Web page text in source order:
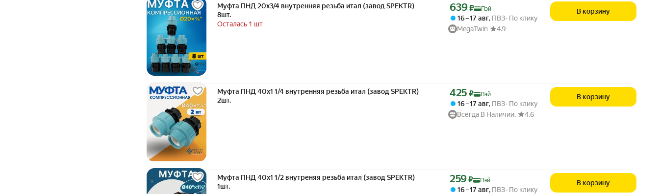
Муфта ПНД 20х3/4 внутренняя резьба итал (завод SPEKTR)
8шт.
Осталась 1 шт
Цена с картой Яндекс Пэй 639 ₽ вместо
639₽ Пэй
16 – 17 авг, ПВЗ По клику
MegaTwin
4.9
В корзину
Муфта ПНД 40х1 1/4 внутренняя резьба итал (завод SPEKTR)
2шт.
Цена с картой Яндекс Пэй 425 ₽ вместо
425 ₽ Пэй
16 – 17 авг, ПВЗ По клику
Всегда В Наличии.
4.6
В корзину
Муфта ПНД 40х1 1/2 внутреняя резьба итал (завод SPEKTR)
1шт.
Цена с картой Яндекс Пэй 259 ₽ вместо
259₽ Пэй
16 – 17 авг, ПВЗ По клику
В корзину